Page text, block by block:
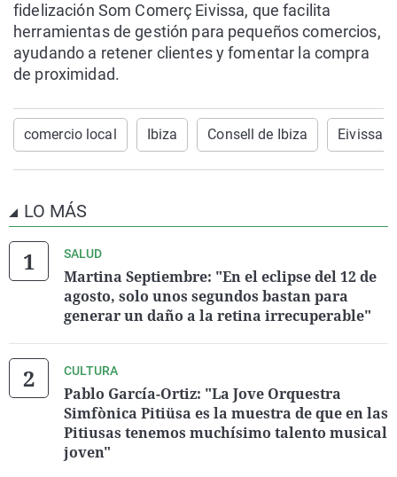
fidelización Som Comerç Eivissa, que facilita
herramientas de gestión para pequeños comercios,
ayudando a retener clientes y fomentar la compra
de proximidad.
comercio local Ibiza Consell de Ibiza Eivissa
LO MÁS
SALUD
Martina Septiembre: "En el eclipse del 12 de
agosto, solo unos segundos bastan para
generar un daño a la retina irrecuperable"
CULTURA
Pablo García-Ortiz: "La Jove Orquestra
Simfònica Pitiüsa es la muestra de que en las
Pitiusas tenemos muchísimo talento musical
joven"